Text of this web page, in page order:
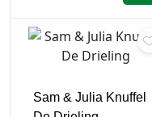
Sam & Julia Knuffel